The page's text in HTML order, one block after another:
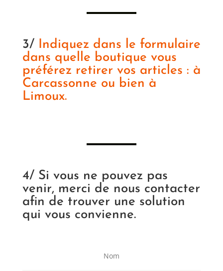
3/ Indiquez dans le formulaire
dans quelle boutique vous
préférez retirer vos articles : à
Carcassonne ou bien à
Limoux.
4/ Si vous ne pouvez pas
venir, merci de nous contacter
afin de trouver une solution
qui vous convienne.